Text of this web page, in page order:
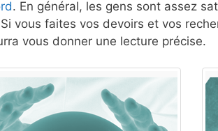
. En général, les gens sont assez
vous faites vos devoirs et vos
vous donner une lecture précise.